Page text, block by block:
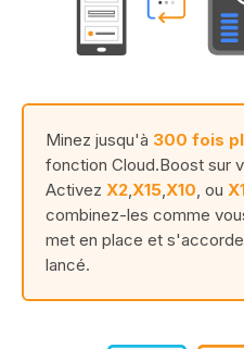
Minez jusqu'à 300 fois
fonction Cloud.Boost sur
Activez X2 X15 X10 , ou
combinez-les comme
met en place et
lancé.